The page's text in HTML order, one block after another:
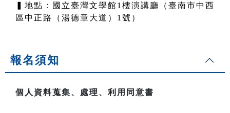
▍地點：國立臺灣文學館1樓演講廳（臺南市中西
區中正路（湯德章大道）1號）
報名須知
個人資料蒐集、處理、利用同意書